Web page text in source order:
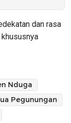
dan rasa
Nduga
Pegunungan